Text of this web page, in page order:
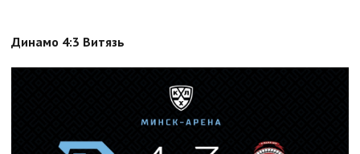
Динамо 4:3 Витязь